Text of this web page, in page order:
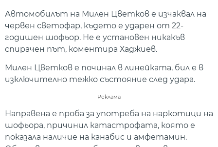
Автомобилът на Милен Цветков е изчаквал на
червен светофар, където е ударен от 22-
годишен шофьор. Не е установен никакъв
спирачен път, коментира Хаджиев.
Милен Цветков е починал в линейката, бил е в
изключително тежко състояние след удара.
Реклама
Направена е проба за употреба на наркотици на
шофьора, причинил катастрофата, която е
показала наличие на канабис и амфетамин.